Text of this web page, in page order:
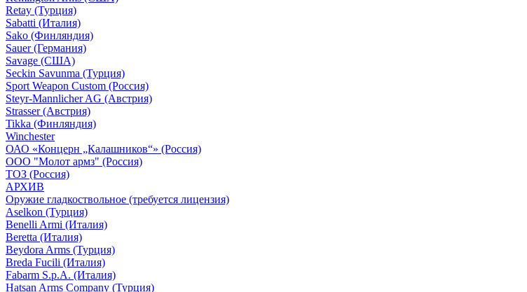
Retay (Турция)
Sabatti (Италия)
Sako (Финляндия)
Sauer (Германия)
Savage (США)
Seckin Savunma (Турция)
Sport Weapon Custom (Россия)
Steyr-Mannlicher AG (Австрия)
Strasser (Австрия)
Tikka (Финляндия)
Winchester
ОАО «Концерн „Калашников“» (Россия)
ООО "Молот армз" (Россия)
ТОЗ (Россия)
АРХИВ
Оружие гладкоствольное (требуется лицензия)
Aselkon (Турция)
Benelli Armi (Италия)
Beretta (Италия)
Beydora Arms (Турция)
Breda Fucili (Италия)
Fabarm S.p.A. (Италия)
Hatsan Arms Company (Турция)